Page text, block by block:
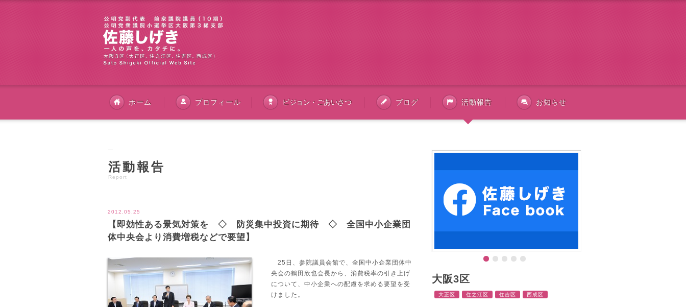
ホーム プロフィール ビジョン・ごあいさつ ブログ 活動報告 お知らせ
活動報告
Report
2012.05.25
【即効性ある景気対策を ◇ 防災集中投資に期待 ◇ 全国中小企業団
体中央会より消費増税などで要望】
25日、参院議員会館で、全国中小企業団体中
央会の鶴田欣也会長から、消費税率の引き上げ
について、中小企業への配慮を求める要望を受
けました。
大阪3区
大正区 住之江区 住吉区 西成区